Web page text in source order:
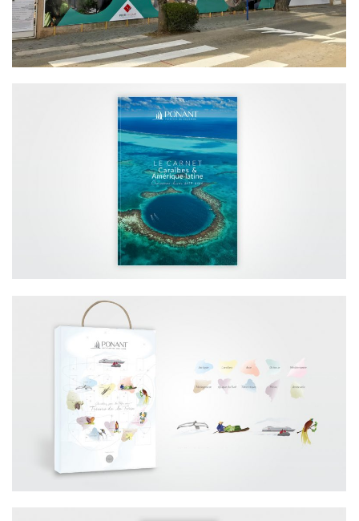
TOURISME – CARNET CARAÏBES &
AMÉRIQUE LATINE
TOURISME – CONSULTATION OPÉRATION
DE FIN D’ANNÉE 2017 PONANT